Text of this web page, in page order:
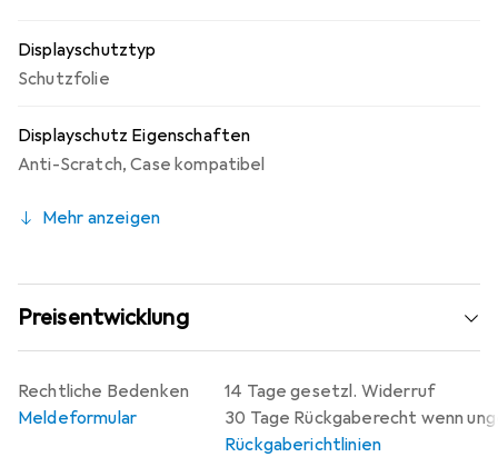
Displayschutztyp
Schutzfolie
Displayschutz Eigenschaften
Anti-Scratch,Case kompatibel
Mehr anzeigen
Preisentwicklung
14 Tage gesetzl. Widerruf
30 Tage Rückgaberecht wenn
Rückgaberichtlinien
Rechtliche Bedenken
Meldeformular